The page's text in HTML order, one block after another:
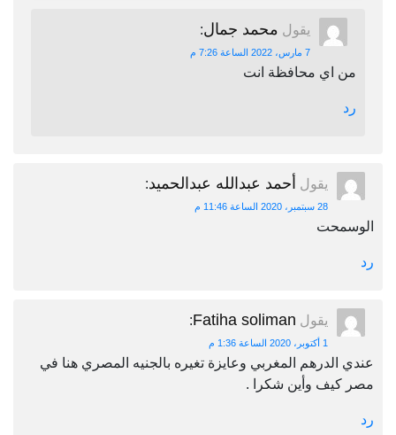
يقول محمد جمال:
7 مارس، 2022 الساعة 7:26 م
من اي محافظة انت
رد
يقول أحمد عبدالله عبدالحميد:
28 سبتمبر، 2020 الساعة 11:46 م
الوسمحت
رد
يقول Fatiha soliman
:
1 أكتوبر، 2020 الساعة 1:36 م
عندي الدرهم المغربي وعايزة تغيره بالجنيه المصري هنا في
مصر كيف وأين شكرا .
رد